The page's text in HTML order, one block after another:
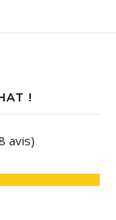
!
avis)